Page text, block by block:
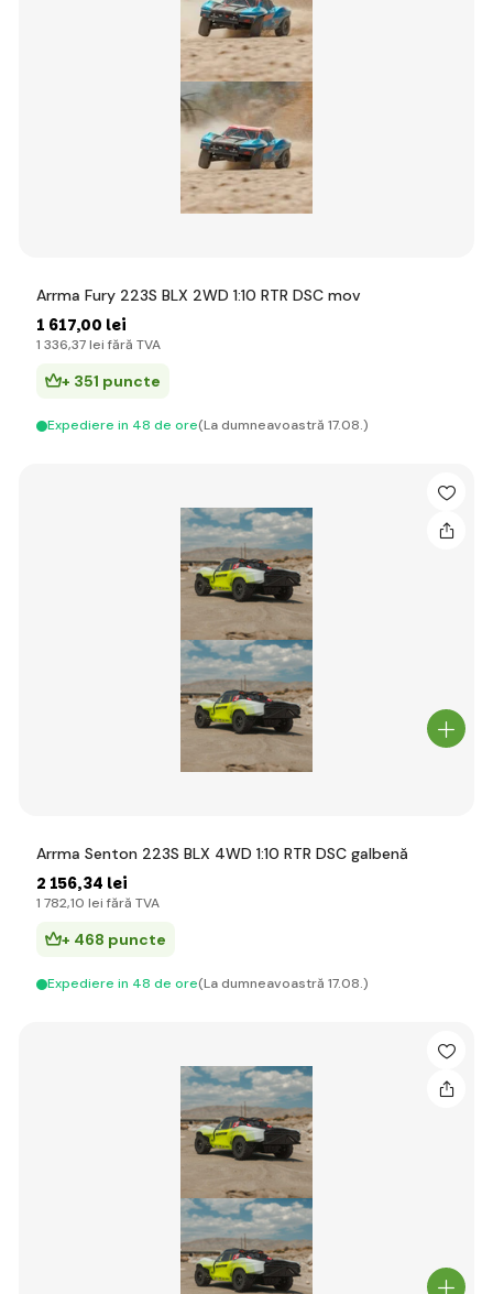
Arrma Fury 223S BLX 2WD 1:10 RTR DSC mov
1 617,00 lei
1 336,37 lei fără TVA
+ 351 puncte
Expediere in 48 de ore(La dumneavoastră 17.08.)
Arrma Senton 223S BLX 4WD 1:10 RTR DSC galbenă
2 156,34 lei
1 782,10 lei fără TVA
+ 468 puncte
Expediere in 48 de ore(La dumneavoastră 17.08.)